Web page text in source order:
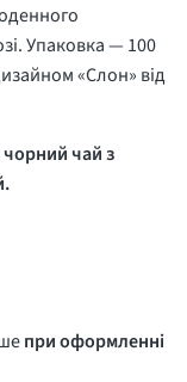
Упаковка — 100
«Слон» від
чай з
при оформленні